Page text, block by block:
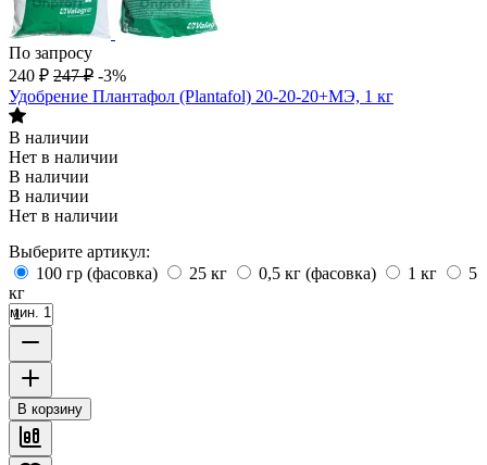
По запросу
240 ₽ 247 ₽ -3%
Удобрение Плантафол (Plantafol) 20-20-20+МЭ, 1 кг
В наличии
Нет в наличии
В наличии
В наличии
Нет в наличии
Выберите артикул:
100 гр (фасовка)
25 кг 0,5 кг (фасовка) 1 кг
5
кг
мин. 1
В корзину